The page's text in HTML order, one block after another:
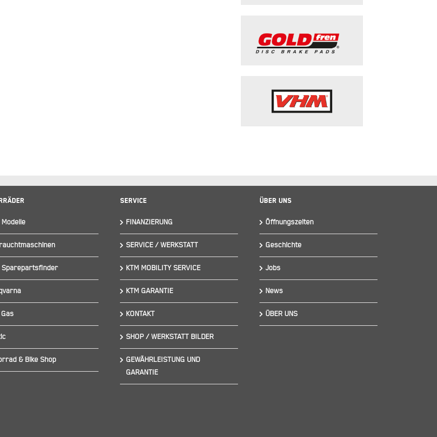
Modelle
Sparepartsfinder
& Bike Shop
Service
FINANZIERUNG
SERVICE / WERKSTATT
KTM MOBILITY SERVICE
KTM GARANTIE
KONTAKT
SHOP / WERKSTATT BILDER
GEWÄHRLEISTUNG UND
GARANTIE
Über Uns
Öffnungszeiten
Geschichte
Jobs
News
ÜBER UNS